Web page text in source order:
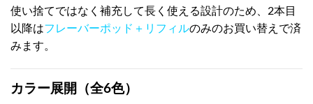
使い捨てではなく補充して長く使える設計のため、2本目
以降はフレーバーポッド＋リフィルのみのお買い替えで済
みます。
カラー展開（全6色）